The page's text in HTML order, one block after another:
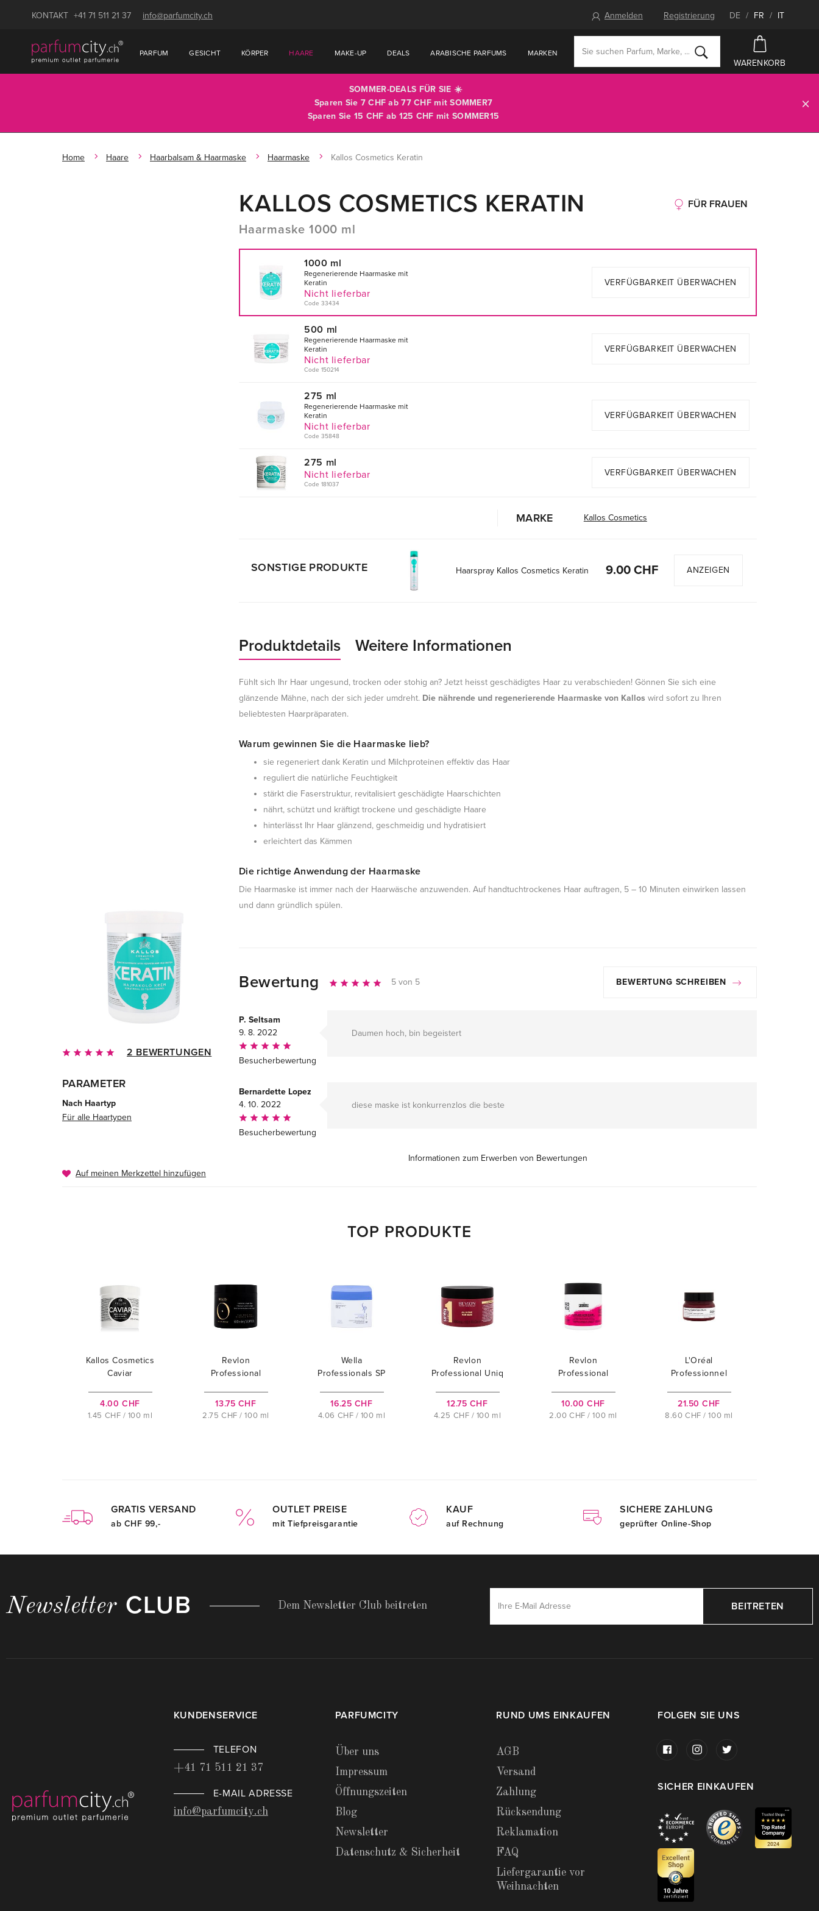
KONTAKT +41 71 511 21 37 info@parfumcity.ch Anmelden Registrierung DE / FR / IT
PARFUM GESICHT KÖRPER HAARE MAKE-UP DEALS ARABISCHE PARFUMS MARKEN
WARENKORB
SOMMER-DEALS FÜR SIE ☀️
Sparen Sie 7 CHF ab 77 CHF mitSOMMER7
Sparen Sie 15 CHF ab 125 CHF mit SOMMER15
Home Haare Haarbalsam & Haarmaske Haarmaske Kallos Cosmetics Keratin
2 BEWERTUNGEN
PARAMETER
Nach Haartyp
Für alle Haartypen
Auf meinen Merkzettel hinzufügen
FÜR FRAUEN
KALLOS COSMETICS KERATIN
Haarmaske 1000 ml
1000 ml
Regenerierende Haarmaske mit
Keratin
Nicht lieferbar
Code 33434
VERFÜGBARKEIT ÜBERWACHEN
500 ml
Regenerierende Haarmaske mit
Keratin
Nicht lieferbar
Code 150214
VERFÜGBARKEIT ÜBERWACHEN
275 ml
Regenerierende Haarmaske mit
Keratin
Nicht lieferbar
Code 35848
VERFÜGBARKEIT ÜBERWACHEN
275 ml
Nicht lieferbar
Code 181037
VERFÜGBARKEIT ÜBERWACHEN
MARKE Kallos Cosmetics
SONSTIGE PRODUKTE Haarspray Kallos Cosmetics Keratin 9.00 CHF ANZEIGEN
Produktdetails Weitere Informationen
Fühlt sich Ihr Haar ungesund, trocken oder stohig an? Jetzt heisst geschädigtes Haar zu verabschieden! Gönnen Sie sich eine
glänzende Mähne, nach der sich jeder umdreht. Die nährende und regenerierende Haarmaske von Kallos wird sofort zu Ihren
beliebtesten Haarpräparaten.
Warum gewinnen Sie die Haarmaske lieb?
sie regeneriert dank Keratin und Milchproteinen effektiv das Haar
reguliert die natürliche Feuchtigkeit
stärkt die Faserstruktur, revitalisiert geschädigte Haarschichten
nährt, schützt und kräftigt trockene und geschädigte Haare
hinterlässt Ihr Haar glänzend, geschmeidig und hydratisiert
erleichtert das Kämmen
Die richtige Anwendung der Haarmaske
Die Haarmaske ist immer nach der Haarwäsche anzuwenden. Auf handtuchtrockenes Haar auftragen, 5 – 10 Minuten einwirken lassen
und dann gründlich spülen.
Bewertung 5 von 5 BEWERTUNG SCHREIBEN
P. Seltsam
9. 8. 2022
Besucherbewertung
Daumen hoch, bin begeistert
Bernardette Lopez
4. 10. 2022
Besucherbewertung
diese maske ist konkurrenzlos die beste
Informationen zum Erwerben von Bewertungen
TOP PRODUKTE
Kallos Cosmetics
Caviar
Mask
4.00 CHF
1.45 CHF / 100 ml
Revlon
Professional
Radiance Argan
Mask
13.75 CHF
2.75 CHF / 100 ml
Wella
Professionals SP
16.25 CHF
4.06 CHF / 100 ml
Revlon
Professional Uniq
Hair Mask
12.75 CHF
4.25 CHF / 100 ml
Revlon
Professional
Keeper Color
Care Mask
10.00 CHF
2.00 CHF / 100 ml
L'Oréal
Professionnel
Spectrum
Professional
21.50 CHF
8.60 CHF / 100 ml
GRATIS VERSAND
ab CHF 99,-
OUTLET PREISE
mit Tiefpreisgarantie
KAUF
auf Rechnung
SICHERE ZAHLUNG
geprüfter Online-Shop
Newsletter CLUB Dem Newsletter Club beitreten BEITRETEN
KUNDENSERVICE
TELEFON
+41 71 511 21 37
E-MAIL ADRESSE
info@parfumcity.ch
PARFUMCITY
Über uns
Impressum
Öffnungszeiten
Blog
Newsletter
Datenschutz & Sicherheit
RUND UMS EINKAUFEN
AGB
Versand
Zahlung
Rücksendung
Reklamation
FAQ
Liefergarantie vor
Weihnachten
FOLGEN SIE UNS
SICHER EINKAUFEN